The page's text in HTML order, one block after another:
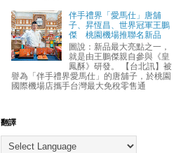
伴手禮界「愛馬仕」唐舖
子、昇恆昌、世界冠軍王鵬
傑 桃園機場推聯名新品
圖說：新品最大亮點之一，
就是由王鵬傑親自參與《皇
鳳酥》研發。 【台北訊】被
譽為「伴手禮界愛馬仕」的唐舖子，於桃園
國際機場店攜手台灣最大免稅零售通
翻譯